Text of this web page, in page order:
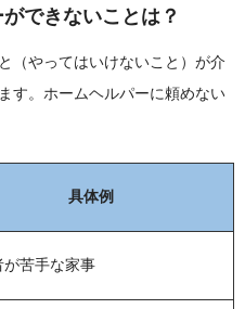
できないことは？
（やってはいけないこと）が介
す。ホームヘルパーに頼めない
具体例
が苦手な家事